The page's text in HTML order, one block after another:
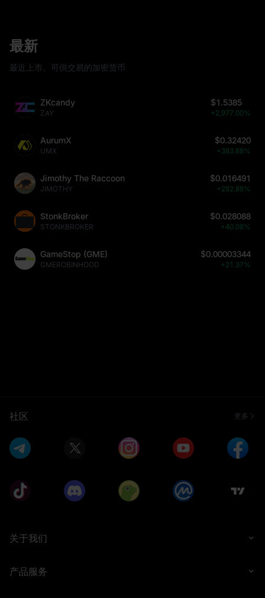
最新
最近上市、可供交易的加密货币
ZKcandy
ZAY
$1.5385
+2,977.00%
AurumX
UMX
$0.32420
+383.88%
Jimothy The Raccoon
JIMOTHY
$0.016491
+282.88%
StonkBroker
STONKBROKER
$0.028088
+40.08%
GameStop (GME)
GMEROBINHOOD
$0.00003344
+21.37%
社区 更多
关于我们
产品服务